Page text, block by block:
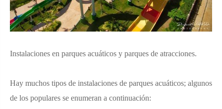
Instalaciones en parques acuáticos y parques de atracciones.
Hay muchos tipos de instalaciones de parques acuáticos; algunos
de los populares se enumeran a continuación: